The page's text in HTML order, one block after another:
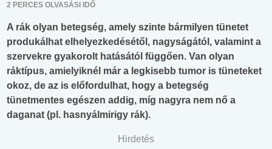
2 PERCES OLVASÁSI IDŐ
A rák olyan betegség, amely szinte bármilyen tünetet
produkálhat elhelyezkedésétől, nagyságától, valamint a
szervekre gyakorolt hatásától függően. Van olyan
ráktípus, amielyiknél már a legkisebb tumor is tüneteket
okoz, de az is előfordulhat, hogy a betegség
tünetmentes egészen addig, míg nagyra nem nő a
daganat (pl. hasnyálmirigy rák).
Hirdetés